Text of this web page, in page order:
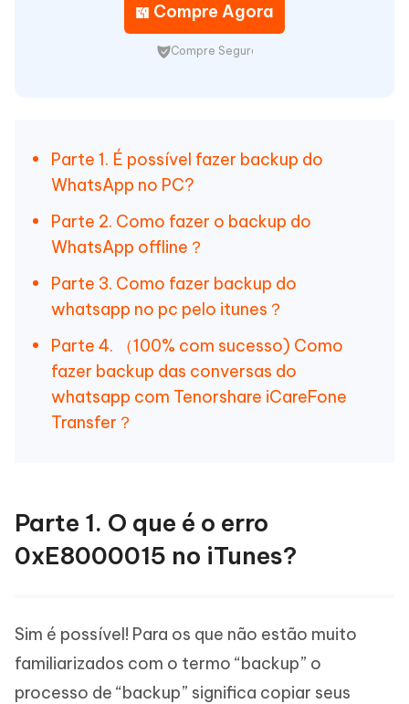
Compre Agora
Compre Seguro
Parte 1. É possível fazer backup do
WhatsApp no PC?
Parte 2. Como fazer o backup do
WhatsApp offline？
Parte 3. Como fazer backup do
whatsapp no pc pelo itunes？
Parte 4. （100% com sucesso) Como
fazer backup das conversas do
whatsapp com Tenorshare iCareFone
Transfer？
Parte 1. O que é o erro
0xE8000015 no iTunes?
Sim é possível! Para os que não estão muito
familiarizados com o termo “backup” o
processo de “backup” significa copiar seus